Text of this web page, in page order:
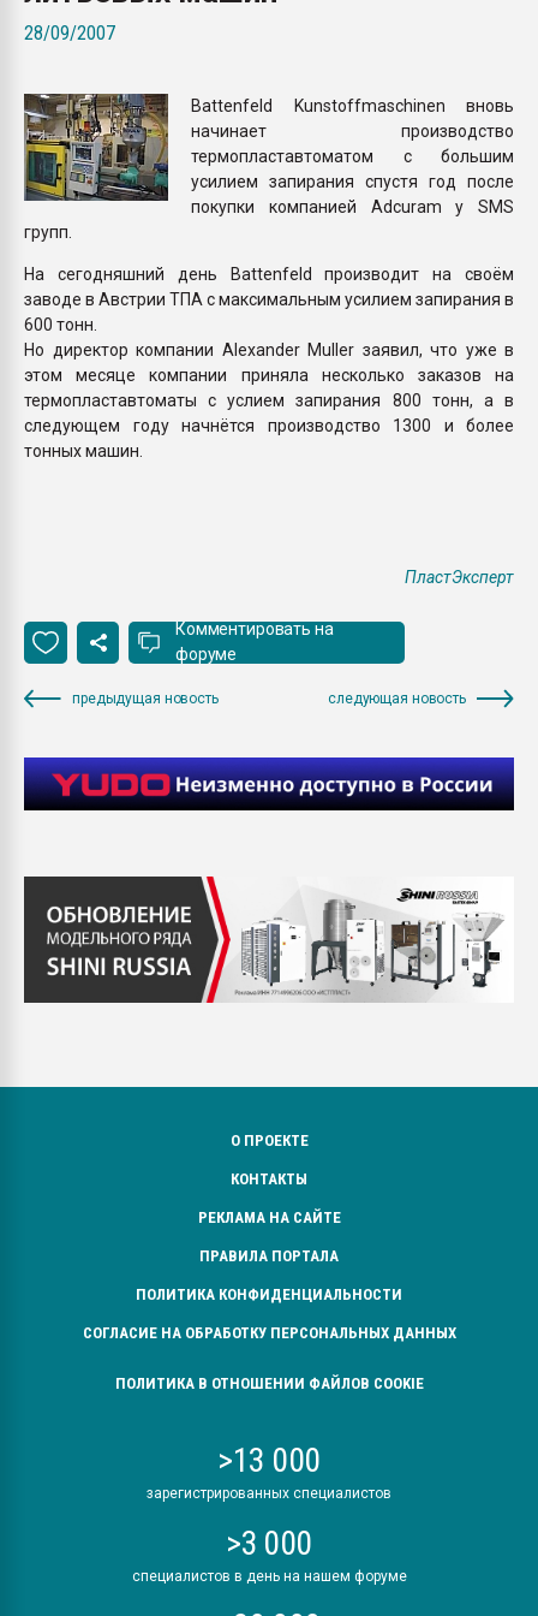
ПЕРЕЙТИ НА
28/09/2007
Battenfeld Kunstoffmaschinen вновь
начинает производство
термопластавтоматом с большим
усилием запирания спустя год после
покупки компанией Adcuram у SMS
групп.
На сегодняшний день Battenfeld производит на своём
заводе в Австрии ТПА с максимальным усилием запирания в
600 тонн.
Но директор компании Alexander Muller заявил, что уже в
этом месяце компании приняла несколько заказов на
термопластавтоматы с услием запирания 800 тонн, а в
следующем году начнётся производство 1300 и более
тонных машин.
ПластЭксперт
Комментировать на
форуме
предыдущая новость следующая новость
О ПРОЕКТЕ
КОНТАКТЫ
РЕКЛАМА НА САЙТЕ
ПРАВИЛА ПОРТАЛА
ПОЛИТИКА КОНФИДЕНЦИАЛЬНОСТИ
СОГЛАСИЕ НА ОБРАБОТКУ ПЕРСОНАЛЬНЫХ ДАННЫХ
ПОЛИТИКА В ОТНОШЕНИИ ФАЙЛОВ COOKIE
>13 000
зарегистрированных специалистов
>3 000
специалистов в день на нашем форуме